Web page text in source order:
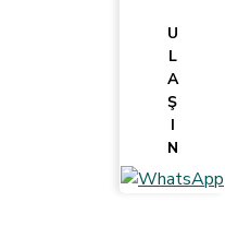
U
L
A
Ş
I
N